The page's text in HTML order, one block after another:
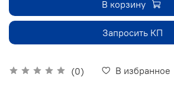
(0) В избранное
В корзину
Запросить КП